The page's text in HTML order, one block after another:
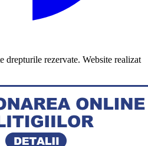
rezervate. Website realizat